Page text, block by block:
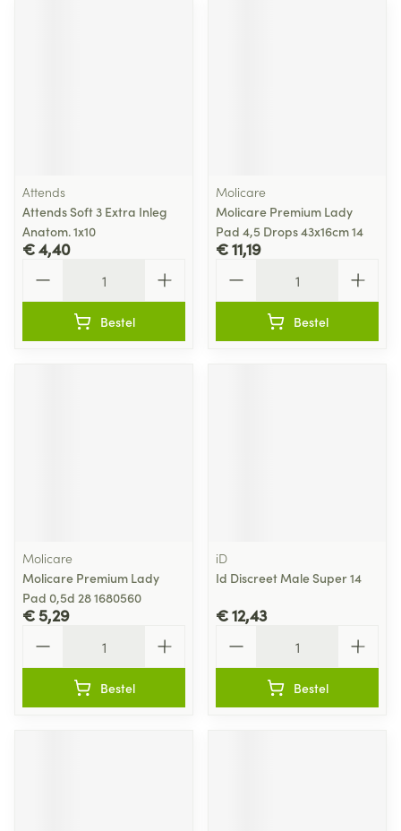
Attends
Attends Soft 3 Extra Inleg
Anatom. 1x10
€ 4,40
Bestel
Molicare
Molicare Premium Lady
Pad 4,5 Drops 43x16cm 14
€ 11,19
Bestel
Molicare
Molicare Premium Lady
Pad 0,5d 28 1680560
€ 5,29
Bestel
iD
Id Discreet Male Super 14
€ 12,43
Bestel